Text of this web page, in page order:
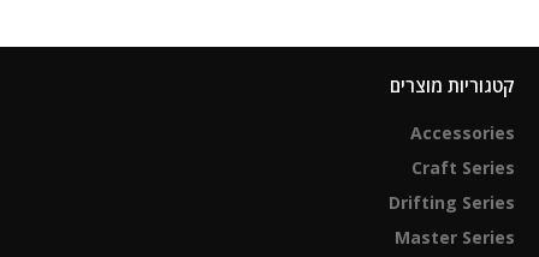
קטגוריות מוצרים
Accessories
Craft Series
Drifting Series
Master Series